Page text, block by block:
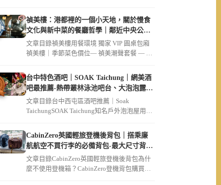
禎美樓：港都裡的一個小天地，關於慢食
文化與新中菜的餐廳哲學｜鄰近中央公
園、大同醫院
文章目錄禎美樓用餐環境 獨家 VIP 圓桌包廂
禎美樓｜季節菜色價位— 禎美潮聲套餐 — 迎
台中特色酒吧｜SOAK Taichung｜網美酒
吧最推薦-熱帶叢林泳池吧台、大泡泡露天
草皮座位區
文章目錄台中西屯區酒吧推薦｜Soak
TaichungSOAK Taichung知名戶外泡泡屋用餐
CabinZero英國輕旅登機後背包｜搭乘廉
航航空不買行李的必備背包-最大尺寸背包
36L軍用款、44L登機開箱｜可放筆電
文章目錄CabinZero英國輕旅登機後背包為什
麼不使用登機箱？CabinZero登機背包購買連